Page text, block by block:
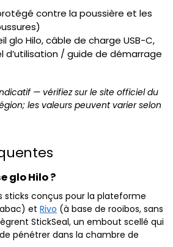
contre la poussière et les
glo Hilo, câble de charge USB-C,
d’utilisation / guide de démarrage
— vérifiez sur le site officiel du
les valeurs peuvent varier selon
glo Hilo ?
sticks conçus pour la plateforme
et Rivo (à base de rooibos, sans
StickSeal, un embout scellé qui
pénétrer dans la chambre de